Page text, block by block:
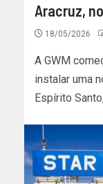
Aracruz,
18/05/2026
A GWM
instalar uma
Espírito